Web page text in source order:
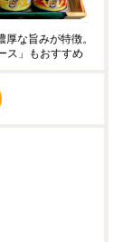
な旨みが特徴。
ス」もおすすめ